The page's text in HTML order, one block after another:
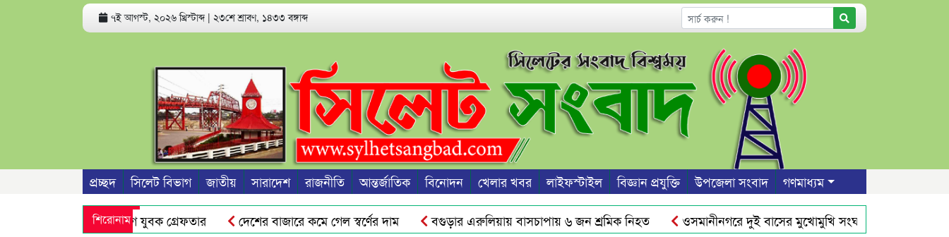
৭ই আগস্ট, ২০২৬ খ্রিস্টাব্দ | ২৩শে শ্রাবণ, ১৪৩৩ বঙ্গাব্দ
প্রচ্ছদ সিলেট বিভাগ জাতীয় সারাদেশ রাজনীতি আন্তর্জাতিক বিনোদন খেলার খবর লাইফস্টাইল বিজ্ঞান প্রযুক্তি উপজেলা সংবাদ গণমাধ্যম
শিরোনাম
ও ধর্ষণের অভিযোগে যুবক গ্রেফতার দেশের বাজারে কমে গেল স্বর্ণের দাম বগুড়ার এরুলিয়ায় বাসচাপায় ৬ জন শ্রমিক নিহত
ওসমানীনগরে দুই বাসের মুখোমুখি সংঘর্ষ : শিশুসহ নিহত ৯